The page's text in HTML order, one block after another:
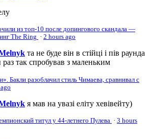
из топ-10 после допингового скандала —
The Ring · 2 hours ago
та не буде він в стійці і пів раунда
раз так спробував з маленьким
Бакли разоблачил стиль Чимаева, сравнивал с
я мав на увазі еліту хевівейту)
титул у 44-летнего Пулева · 3 hours